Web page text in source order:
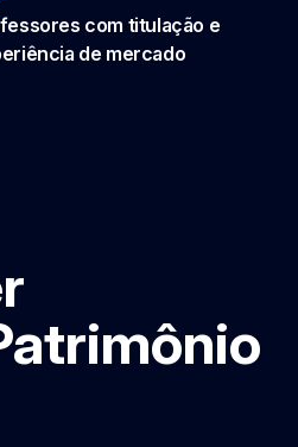
com titulação e
de mercado